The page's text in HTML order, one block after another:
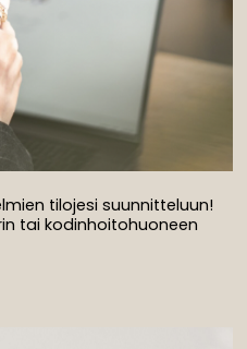
tilojesi suunnitteluun!
tai kodinhoitohuoneen